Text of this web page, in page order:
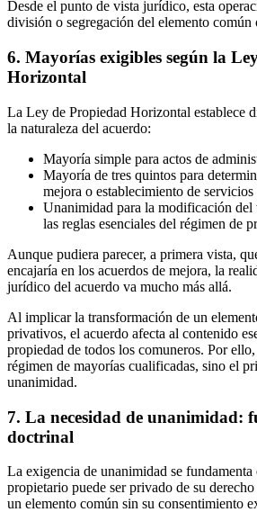
Desde el punto de vista jurídico, esta
división o segregación del elemento común
6. Mayorías exigibles según la
Horizontal
La Ley de Propiedad Horizontal establece
la naturaleza del acuerdo:
Mayoría simple para actos de
Mayoría de tres quintos para
mejora o establecimiento de servicios
Unanimidad para la modificación
las reglas esenciales del régimen de
Aunque pudiera parecer, a primera vista,
encajaría en los acuerdos de mejora, la
jurídico del acuerdo va mucho más allá.
Al implicar la transformación de un
privativos, el acuerdo afecta al contenido
propiedad de todos los comuneros. Por
régimen de mayorías cualificadas, sino el
unanimidad.
7. La necesidad de unanimidad:
doctrinal
La exigencia de unanimidad se fundamenta
propietario puede ser privado de su
un elemento común sin su consentimiento